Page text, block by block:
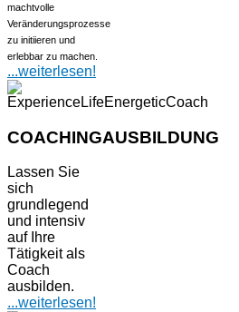
machtvolle
Veränderungsprozesse
zu initiieren und
erlebbar zu machen.
...weiterlesen!
COACHINGAUSBILDUNG
Lassen Sie
sich
grundlegend
und intensiv
auf Ihre
Tätigkeit als
Coach
ausbilden.
...weiterlesen!